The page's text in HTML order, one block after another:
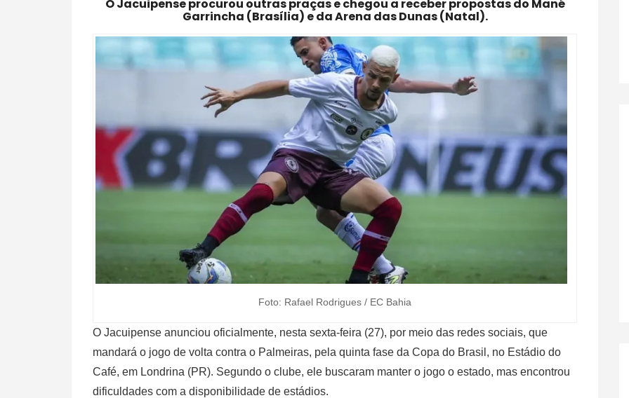
O Jacuipense procurou outras praças e chegou a receber propostas do Mané
Garrincha (Brasília) e da Arena das Dunas (Natal).
Foto: Rafael Rodrigues / EC Bahia
O Jacuipense anunciou oficialmente, nesta sexta-feira (27), por meio das redes sociais, que
mandará o jogo de volta contra o Palmeiras, pela quinta fase da Copa do Brasil, no Estádio do
Café, em Londrina (PR). Segundo o clube, ele buscaram manter o jogo o estado, mas encontrou
dificuldades com a disponibilidade de estádios.